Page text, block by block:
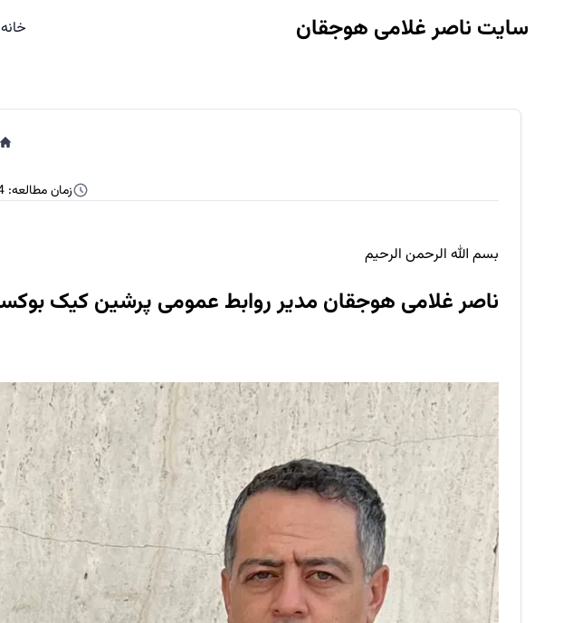
سایت ناصر غلامی هوجقان خانه
زمان مطالعه: 4 دقیقه
بسم الله الرحمن الرحیم
ناصر غلامی هوجقان مدیر روابط عمومی پرشین کیک